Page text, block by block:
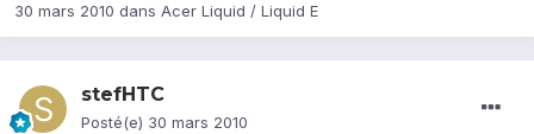
30 mars 2010 dans Acer Liquid / Liquid E
stefHTC
Posté(e) 30 mars 2010